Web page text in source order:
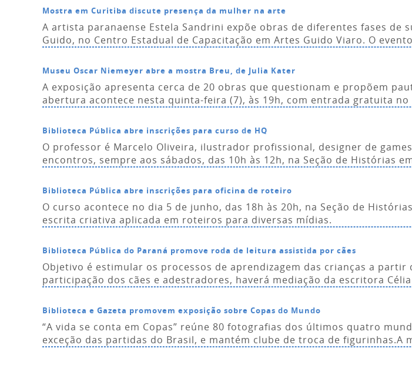
Mostra em Curitiba discute presença da mulher na arte
A artista paranaense Estela Sandrini expõe obras de diferentes fases
Guido, no Centro Estadual de Capacitação em Artes Guido Viaro. O
Museu Oscar Niemeyer abre a mostra Breu, de Julia Kater
A exposição apresenta cerca de 20 obras que questionam e propõem
abertura acontece nesta quinta-feira (7), às 19h, com entrada gratuita
Biblioteca Pública abre inscrições para curso de HQ
O professor é Marcelo Oliveira, ilustrador profissional, designer de
encontros, sempre aos sábados, das 10h às 12h, na Seção de Histórias
Biblioteca Pública abre inscrições para oficina de roteiro
O curso acontece no dia 5 de junho, das 18h às 20h, na Seção de
escrita criativa aplicada em roteiros para diversas mídias.
Biblioteca Pública do Paraná promove roda de leitura assistida por cães
Objetivo é estimular os processos de aprendizagem das crianças a
participação dos cães e adestradores, haverá mediação da escritora
Biblioteca e Gazeta promovem exposição sobre Copas do Mundo
“A vida se conta em Copas” reúne 80 fotografias dos últimos quatro
exceção das partidas do Brasil, e mantém clube de troca de figurinhas.A